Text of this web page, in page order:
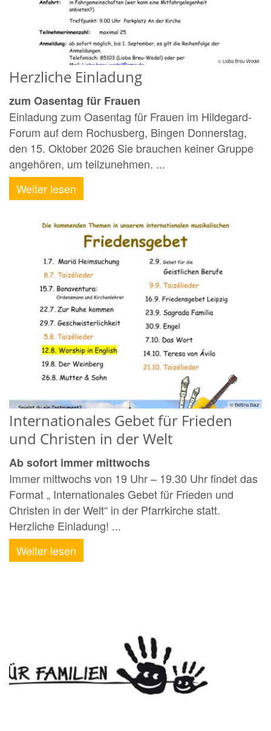
© Lioba Breu-Wedel
Herzliche Einladung
zum Oasentag für Frauen
Einladung zum Oasentag für Frauen im Hildegard-
Forum auf dem Rochusberg, Bingen Donnerstag,
den 15. Oktober 2026 Sie brauchen keiner Gruppe
angehören, um teilzunehmen. ...
Weiter lesen
© Bettina Baur
Internationales Gebet für Frieden
und Christen in der Welt
Ab sofort immer mittwochs
Immer mittwochs von 19 Uhr – 19.30 Uhr findet das
Format „ Internationales Gebet für Frieden und
Christen in der Welt“ in der Pfarrkirche statt.
Herzliche Einladung! ...
Weiter lesen